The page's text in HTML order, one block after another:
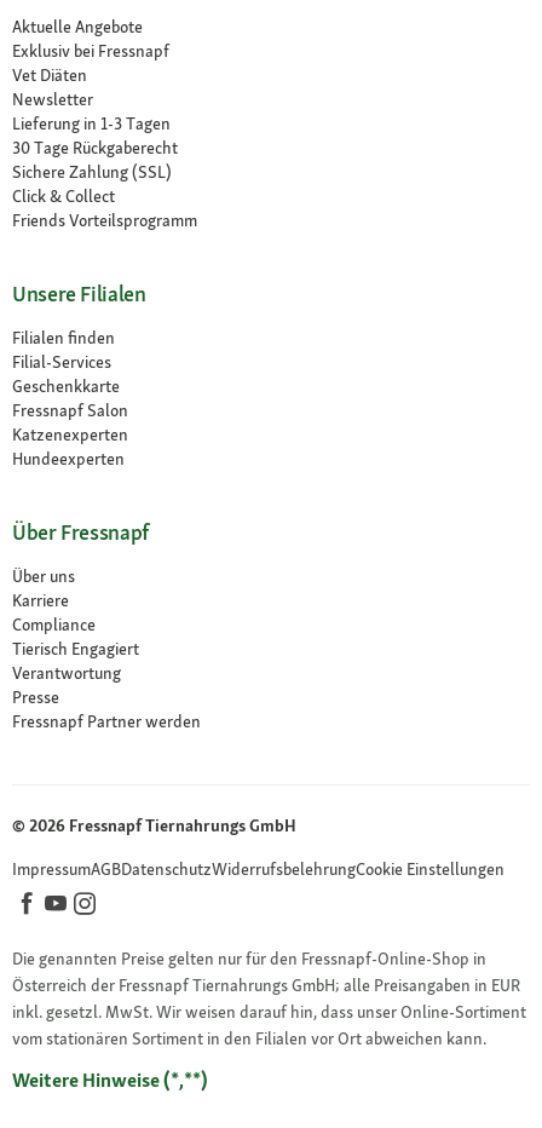
Aktuelle Angebote
Exklusiv bei Fressnapf
Vet Diäten
Newsletter
Lieferung in 1-3 Tagen
30 Tage Rückgaberecht
Sichere Zahlung (SSL)
Click & Collect
Friends Vorteilsprogramm
Unsere Filialen
Filialen finden
Filial-Services
Geschenkkarte
Fressnapf Salon
Katzenexperten
Hundeexperten
Über Fressnapf
Über uns
Karriere
Compliance
Tierisch Engagiert
Verantwortung
Presse
Fressnapf Partner werden
© 2026 Fressnapf Tiernahrungs GmbH
ImpressumAGBDatenschutzWiderrufsbelehrungCookie Einstellungen
Die genannten Preise gelten nur für den Fressnapf-Online-Shop in
Österreich der Fressnapf Tiernahrungs GmbH; alle Preisangaben in EUR
inkl. gesetzl. MwSt. Wir weisen darauf hin, dass unser Online-Sortiment
vom stationären Sortiment in den Filialen vor Ort abweichen kann.
Weitere Hinweise (*,**)